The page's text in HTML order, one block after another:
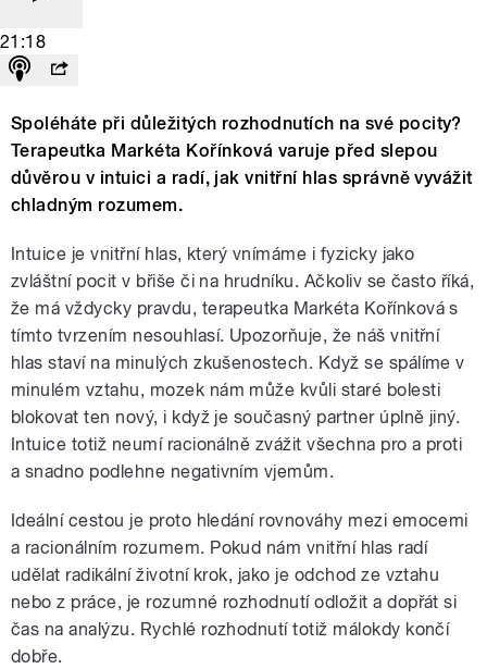
21:18
Spoléháte při důležitých rozhodnutích na své pocity?
Terapeutka Markéta Kořínková varuje před slepou
důvěrou v intuici a radí, jak vnitřní hlas správně vyvážit
chladným rozumem.
Intuice je vnitřní hlas, který vnímáme i fyzicky jako
zvláštní pocit v břiše či na hrudníku. Ačkoliv se často říká,
že má vždycky pravdu, terapeutka Markéta Kořínková s
tímto tvrzením nesouhlasí. Upozorňuje, že náš vnitřní
hlas staví na minulých zkušenostech. Když se spálíme v
minulém vztahu, mozek nám může kvůli staré bolesti
blokovat ten nový, i když je současný partner úplně jiný.
Intuice totiž neumí racionálně zvážit všechna pro a proti
a snadno podlehne negativním vjemům.
Ideální cestou je proto hledání rovnováhy mezi emocemi
a racionálním rozumem. Pokud nám vnitřní hlas radí
udělat radikální životní krok, jako je odchod ze vztahu
nebo z práce, je rozumné rozhodnutí odložit a dopřát si
čas na analýzu. Rychlé rozhodnutí totiž málokdy končí
dobře.